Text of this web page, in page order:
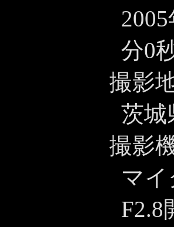
分0
撮影
茨城
撮影
マイ
F2.8